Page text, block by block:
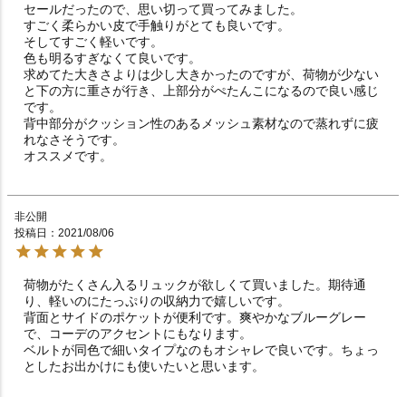
セールだったので、思い切って買ってみました。
すごく柔らかい皮で手触りがとても良いです。
そしてすごく軽いです。
色も明るすぎなくて良いです。
求めてた大きさよりは少し大きかったのですが、荷物が少ない
と下の方に重さが行き、上部分がぺたんこになるので良い感じ
です。
背中部分がクッション性のあるメッシュ素材なので蒸れずに疲
れなさそうです。
オススメです。
非公開
投稿日
2021/08/06
荷物がたくさん入るリュックが欲しくて買いました。期待通
り、軽いのにたっぷりの収納力で嬉しいです。
背面とサイドのポケットが便利です。爽やかなブルーグレー
で、コーデのアクセントにもなります。
ベルトが同色で細いタイプなのもオシャレで良いです。ちょっ
としたお出かけにも使いたいと思います。